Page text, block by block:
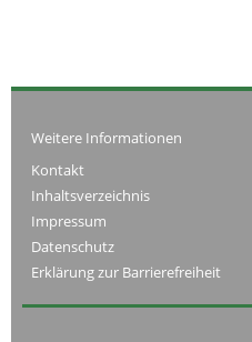
Weitere Informationen
Kontakt
Inhaltsverzeichnis
Impressum
Datenschutz
Erklärung zur Barrierefreiheit